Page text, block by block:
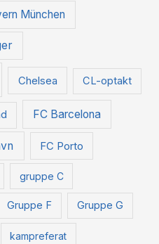
München
Chelsea CL-optakt
FC Barcelona
FC Porto
gruppe C
Gruppe F Gruppe G
kampreferat